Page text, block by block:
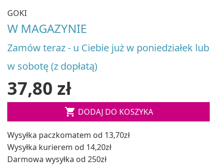
GOKI
W MAGAZYNIE
Zamów teraz - u Ciebie już w poniedziałek lub
w sobotę (z dopłatą)
37,80 zł
 DODAJ DO KOSZYKA
Wysyłka paczkomatem od 13,70zł
Wysyłka kurierem od 14,20zł
Darmowa wysyłka od 250zł